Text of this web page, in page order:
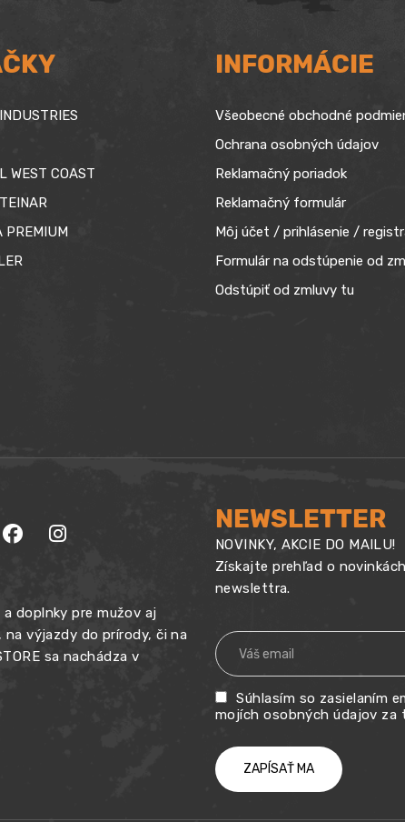
WEST COAST
PREMIUM
INFORMÁCIE
Všeobecné obchodné
Ochrana osobných údajov
Reklamačný poriadok
Reklamačný formulár
Môj účet / prihlásenie /
Formulár na odstúpenie od
Odstúpiť od zmluvy tu
doplnky pre mužov aj
výjazdy do prírody, či na
sa nachádza v
NEWSLETTER
NOVINKY, AKCIE DO MAILU!
Získajte prehľad o
newslettra.
Súhlasím so zasielaním
mojích osobných údajov za